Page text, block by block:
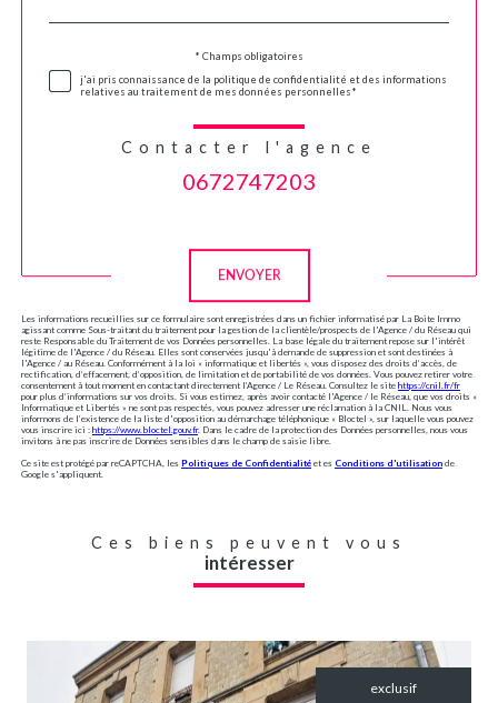
* Champs obligatoires
j'ai pris connaissance de la politique de confidentialité et des informations
relatives au traitement de mes données personnelles*
Contacter l'agence
0672747203
ENVOYER
Les informations recueillies sur ce formulaire sont enregistrées dans un fichier informatisé par La Boite Immo
agissant comme Sous-traitant du traitement pour la gestion de la clientèle/prospects de l'Agence / du Réseau qui
reste Responsable du Traitement de vos Données personnelles. La base légale du traitement repose sur l'intérêt
légitime de l'Agence / du Réseau. Elles sont conservées jusqu'à demande de suppression et sont destinées à
l'Agence / au Réseau. Conformément à la loi « informatique et libertés », vous disposez des droits d’accès, de
rectification, d’effacement, d’opposition, de limitation et de portabilité de vos données. Vous pouvez retirer votre
consentement à tout moment en contactant directement l’Agence / Le Réseau. Consultez le site https://cnil.fr/fr
pour plus d’informations sur vos droits. Si vous estimez, après avoir contacté l'Agence / le Réseau, que vos droits «
Informatique et Libertés » ne sont pas respectés, vous pouvez adresser une réclamation à la CNIL. Nous vous
informons de l’existence de la liste d'opposition au démarchage téléphonique « Bloctel », sur laquelle vous pouvez
vous inscrire ici : https://www.bloctel.gouv.fr. Dans le cadre de la protection des Données personnelles, nous vous
invitons à ne pas inscrire de Données sensibles dans le champ de saisie libre.
Ce site est protégé par reCAPTCHA, les Politiques de Confidentialité et es Conditions d'utilisation de
Google s'appliquent.
Ces biens peuvent vous
intéresser
exclusif